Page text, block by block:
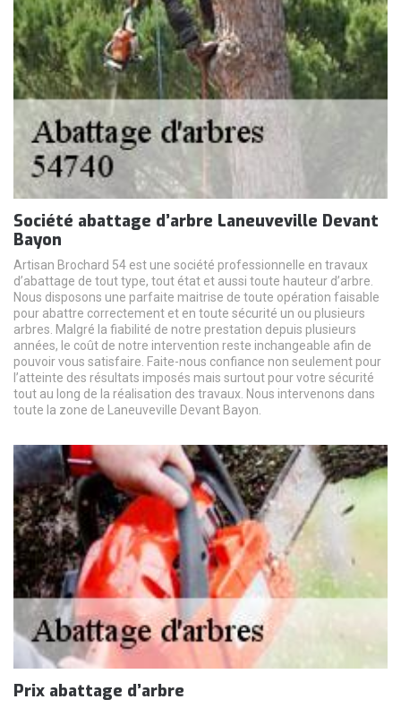
Société abattage d’arbre Laneuveville Devant
Bayon
Artisan Brochard 54 est une société professionnelle en travaux
d’abattage de tout type, tout état et aussi toute hauteur d’arbre.
Nous disposons une parfaite maitrise de toute opération faisable
pour abattre correctement et en toute sécurité un ou plusieurs
arbres. Malgré la fiabilité de notre prestation depuis plusieurs
années, le coût de notre intervention reste inchangeable afin de
pouvoir vous satisfaire. Faite-nous confiance non seulement pour
l’atteinte des résultats imposés mais surtout pour votre sécurité
tout au long de la réalisation des travaux. Nous intervenons dans
toute la zone de Laneuveville Devant Bayon.
Prix abattage d’arbre